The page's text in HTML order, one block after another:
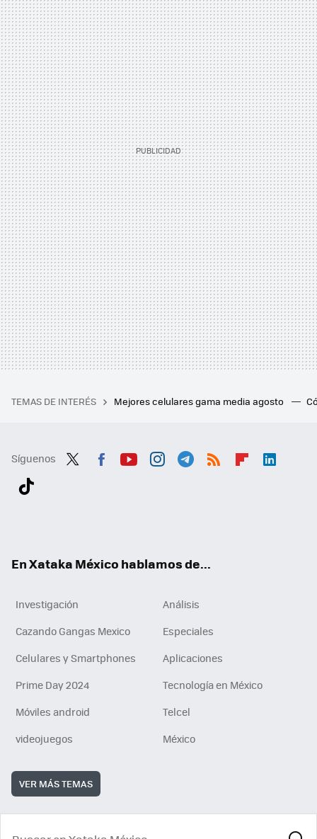
TEMAS DE INTERÉS Mejores celulares gama media agosto
Síguenos
En Xataka México hablamos de...
Investigación
Análisis
Cazando Gangas Mexico
Especiales
Celulares y Smartphones
Aplicaciones
Prime Day 2024
Tecnología en México
Móviles android
Telcel
videojuegos
México
VER MÁS TEMAS